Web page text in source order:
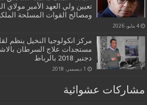
تعيين ولي العهد الأمير
ومصالح القوات المسلحة
4 مايو، 2026
مركز انكولوجيا النخيل ينظم
دجنبر 2018 بالرباط
1 ديسمبر، 2018
مشاركات عشوائية